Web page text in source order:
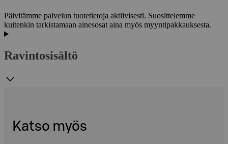
Päivitämme palvelun tuotetietoja aktiivisesti. Suosittelemme
kuitenkin tarkistamaan ainesosat aina myös myyntipakkauksesta.
Ravintosisältö
Katso myös